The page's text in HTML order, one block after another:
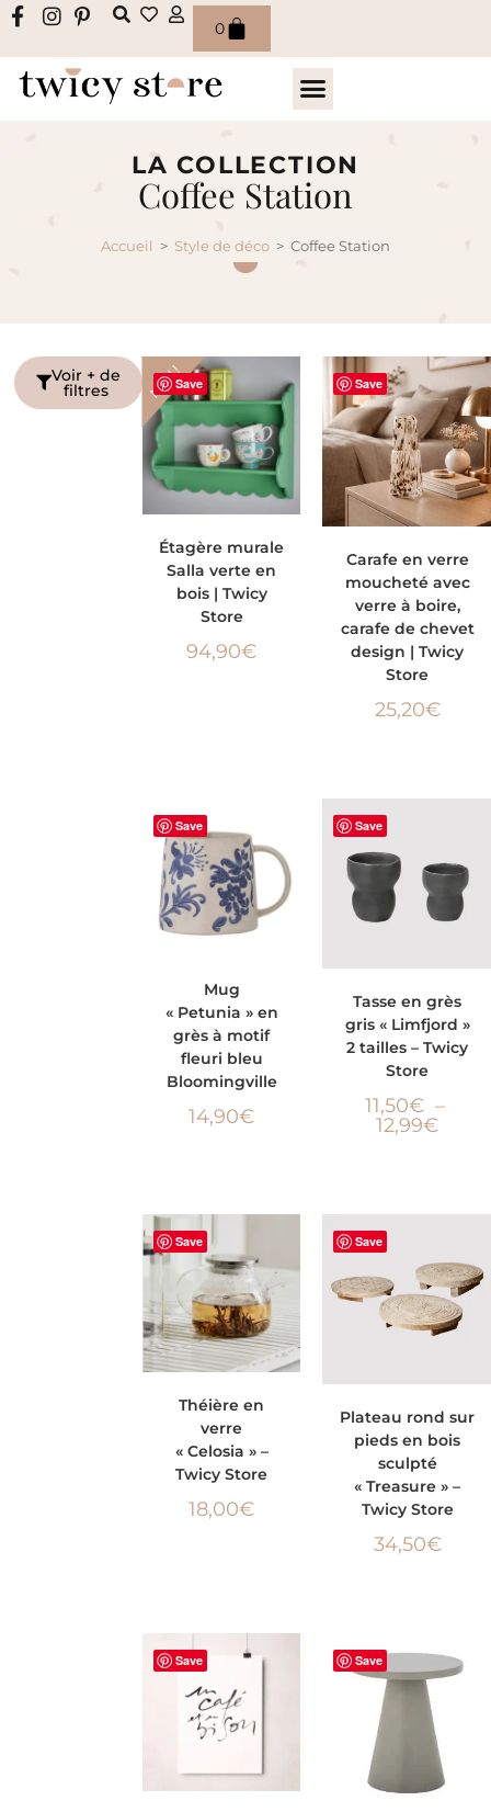
0
LA COLLECTION
Coffee Station
Accueil > Style de déco > Coffee Station
Voir + de
filtres Save
NEW !
PANIER
Étagère murale
Salla verte en
bois | Twicy
Store
94,90€
Save
Carafe en verre
moucheté avec
verre à boire,
carafe de chevet
design | Twicy
Store
25,20€
Save
PANIER
Mug
« Petunia » en
grès à motif
fleuri bleu
Bloomingville
14,90€
Save
Tasse en grès
gris « Limfjord »
2 tailles – Twicy
Store
11,50€ –
12,99€
Save
PANIER
Théière en
verre
« Celosia » –
Twicy Store
18,00€
Save
Plateau rond sur
pieds en bois
sculpté
« Treasure » –
Twicy Store
34,50€
Save Save